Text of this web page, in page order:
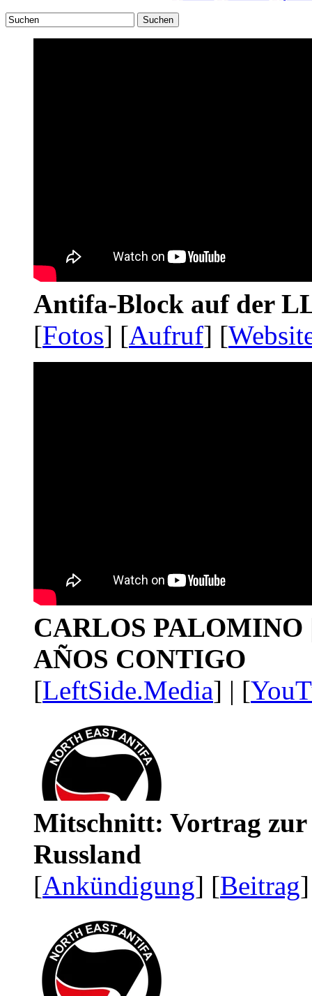
Suchen
Antifa-Block auf der
[Fotos] [Aufruf] [
CARLOS PALOMINO
AÑOS CONTIGO
[LeftSide.Media] | [
Mitschnitt: Vortrag zur
Russland
[Ankündigung] [Beitrag